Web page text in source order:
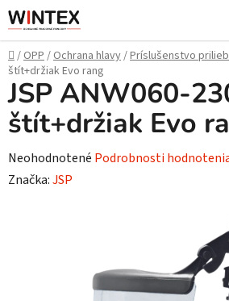
Prejsť
na
obsah
Domov
/OPP/Ochrana hlavy/Príslušenstvo prilieb
štít+držiak Evo rang
JSP ANW060-
štít+držiak Evo
Priemerné
hodnotenie
Neohodnotené Podrobnosti
Značka:JSP